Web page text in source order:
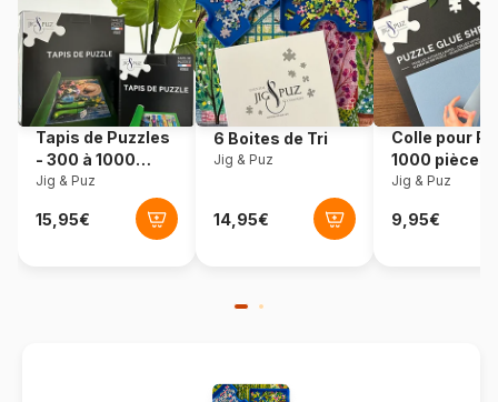
EAN 6944588208097
Nombre de pièces 81 pièces
Dimensions 35 x 21 x 48 cm
Tapis de Puzzles
- 300 à 1000
pièces
Jig & Puz
6 Boites de Tri
Jig & Puz
Colle pour
1000 pièces
Jig & Puz